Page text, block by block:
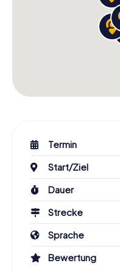
Termin
Start/Ziel
Dauer
Strecke
Sprache
Bewertung